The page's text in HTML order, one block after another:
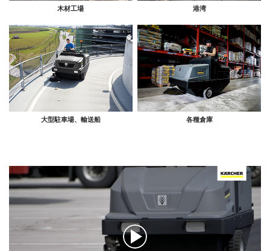
木材工場 港湾
大型駐車場、輸送船 各種倉庫